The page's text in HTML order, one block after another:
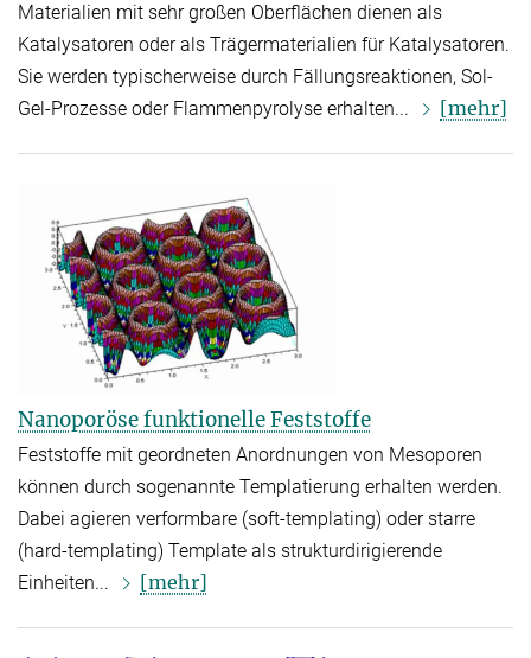
Materialien mit sehr großen Oberflächen dienen als
Katalysatoren oder als Trägermaterialien für Katalysatoren.
Sie werden typischerweise durch Fällungsreaktionen, Sol-
Gel-Prozesse oder Flammenpyrolyse erhalten...
[mehr]
Nanoporöse funktionelle Feststoffe
Feststoffe mit geordneten Anordnungen von Mesoporen
können durch sogenannte Templatierung erhalten werden.
Dabei agieren verformbare (soft-templating) oder starre
(hard-templating) Template als strukturdirigierende
Einheiten...
[mehr]